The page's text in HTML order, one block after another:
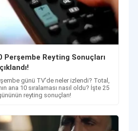
Perşembe Reyting Sonuçları
günü TV'de neler izlendi? Total,
ana 10 sıralaması nasıl oldu? İşte 25
reyting sonuçları!